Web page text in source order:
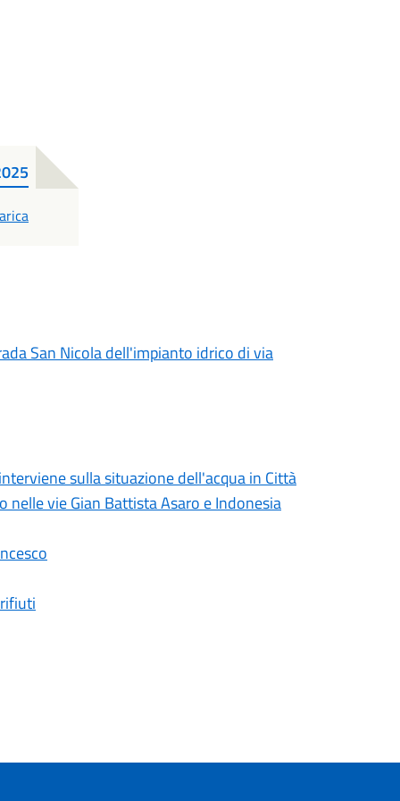
San Nicola dell'impianto idrico di via
sulla situazione dell'acqua in Città
vie Gian Battista Asaro e Indonesia